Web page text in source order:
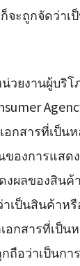
จะถูกจัดว่า
น่วยงานผู้บริ
อกสารที่เป็น
ของการแส
งผลของสินค้
เป็นสินค้าห
อกสารที่เป็น
ถือว่าเป็นกา